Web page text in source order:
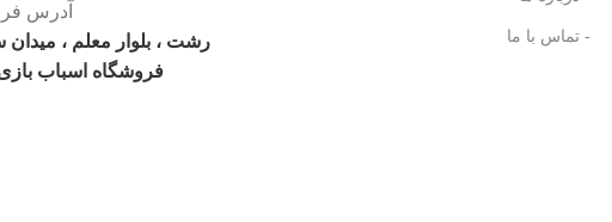
- تماس با ما
آدرس
رشت ، بلوار معلم ،
فروشگاه اسباب بازی